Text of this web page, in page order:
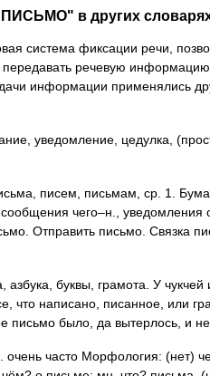
в других
система фиксации речи,
речевую
информации применялись
уведомление, цедулка,
писем, письмам, ср. 1.
чего–н.,
Отправить письмо. Связка
буквы, грамота. У чукчей
что написано, писанное, или
письмо было, да вытерлось, и
часто Морфология: (нет)